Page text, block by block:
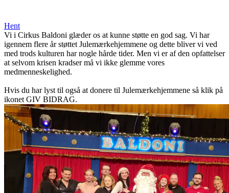
Hent
Vi i Cirkus Baldoni glæder os at kunne støtte en god sag. Vi har
igennem flere år støttet Julemærkehjemmene og dette bliver vi ved
med trods kulturen har nogle hårde tider. Men vi er af den opfattelser
at selvom krisen kradser må vi ikke glemme vores
medmenneskelighed.
Hvis du har lyst til også at donere til Julemærkehjemmene så klik på
ikonet GIV BIDRAG.